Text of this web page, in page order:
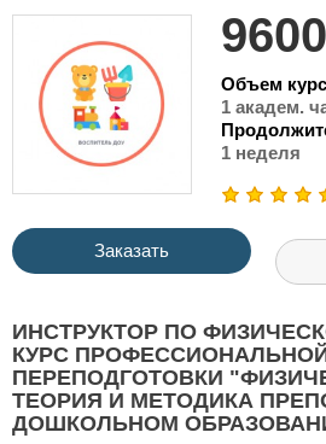
Объем
1 академ.
1 неделя
Заказать
ИНСТРУКТОР ПО
КУРС
ПЕРЕПОДГОТОВКИ
ТЕОРИЯ И МЕТОДИКА
ДОШКОЛЬНОМ